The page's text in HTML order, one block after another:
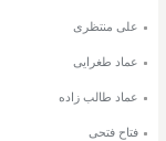
علی منتظری
عماد طغرایی
عماد طالب زاده
فتاح فتحی